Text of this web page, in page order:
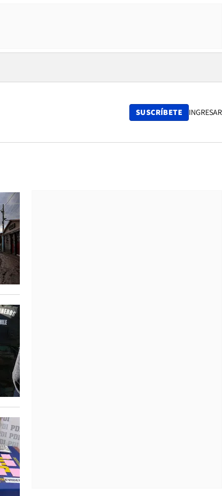
SUSCRÍBETE INGRESAR